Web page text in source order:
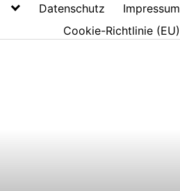
Datenschutz
Impressum
Cookie-Richtlinie (EU)